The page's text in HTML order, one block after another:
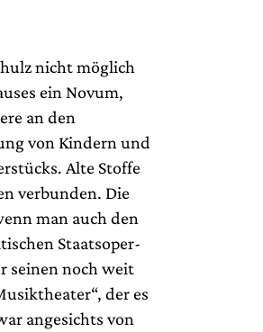
nicht möglich
ein Novum,
an den
von Kindern und
Alte Stoffe
verbunden. Die
man auch den
Staatsoper-
seinen noch weit
der es
angesichts von